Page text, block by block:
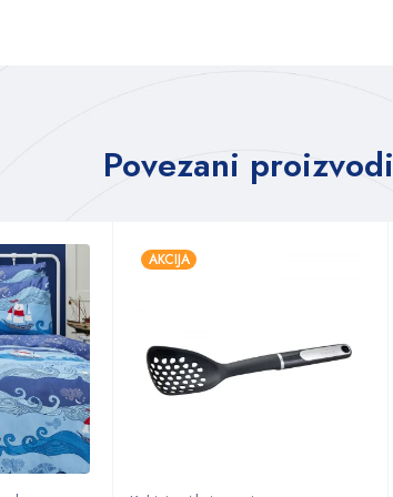
Povezani proizvodi
AKCIJA